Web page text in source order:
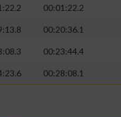
00:01:22.2
00:20:36.1
00:23:44.4
00:28:08.1